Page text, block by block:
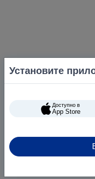
Установите
Доступно в
App Store